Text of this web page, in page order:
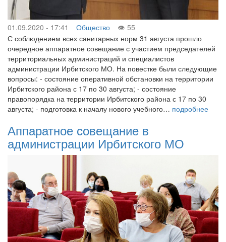
01.09.2020 - 17:41 Общество
55
С соблюдением всех санитарных норм 31 августа прошло
очередное аппаратное совещание с участием председателей
территориальных администраций и специалистов
администрации Ирбитского МО. На повестке были следующие
вопросы: - состояние оперативной обстановки на территории
Ирбитского района с 17 по 30 августа; - состояние
правопорядка на территории Ирбитского района с 17 по 30
августа; - подготовка к началу нового учебного… подробнее
Аппаратное совещание в
администрации Ирбитского МО